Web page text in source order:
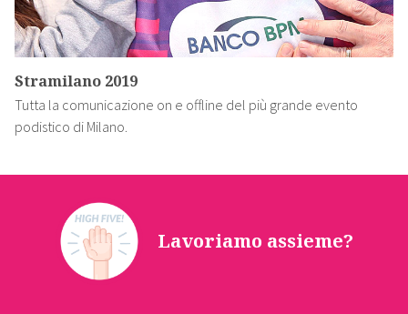
Stramilano 2019
Tutta la comunicazione on e offline del più grande evento
podistico di Milano.
Lavoriamo assieme?